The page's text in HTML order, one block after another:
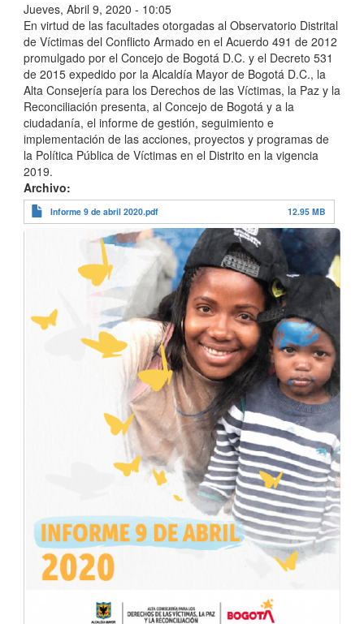
Jueves, Abril 9, 2020 - 10:05
En virtud de las facultades otorgadas al Observatorio Distrital
de Víctimas del Conflicto Armado en el Acuerdo 491 de 2012
promulgado por el Concejo de Bogotá D.C. y el Decreto 531
de 2015 expedido por la Alcaldía Mayor de Bogotá D.C., la
Alta Consejería para los Derechos de las Víctimas, la Paz y la
Reconciliación presenta, al Concejo de Bogotá y a la
ciudadanía, el informe de gestión, seguimiento e
implementación de las acciones, proyectos y programas de
la Política Pública de Víctimas en el Distrito en la vigencia
2019.
Archivo
Informe 9 de abril 2020.pdf 12.95 MB